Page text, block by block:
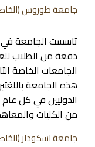
جامعة طوروس
الجامعات الخاصة
هذه الجامعة
الدوليين في كل
من الكليات
جامعة اسكودار